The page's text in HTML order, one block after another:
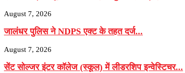
August 7, 2026
जालंधर पुलिस ने NDPS एक्ट के तहत दर्ज...
August 7, 2026
सेंट सोल्जर इंटर कॉलेज (स्कूल) में लीडरशिप इन्वेस्टिचर...